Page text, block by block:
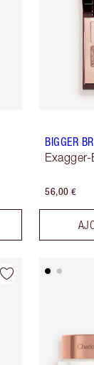
BIGGER
Exagger-
56,00 €